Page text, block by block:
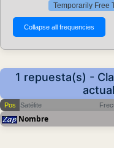
Temporarily Free
1 repuesta(s) -
Pos Satélite
Nombre